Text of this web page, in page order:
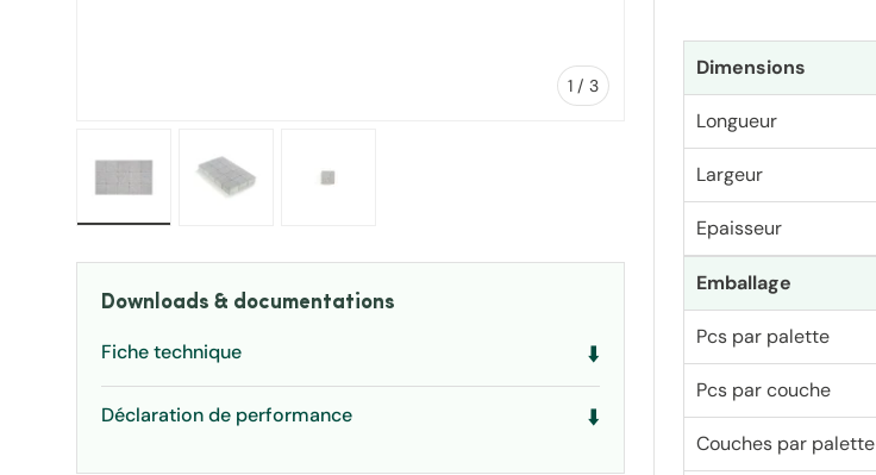
1 /de
3
Dimensions
Longueur
Largeur
Epaisseur
Emballage
Pcs par palette
Pcs par couche
Couches par palette
Downloads & documentations
Fiche technique ⬇️
Déclaration de performance ⬇️